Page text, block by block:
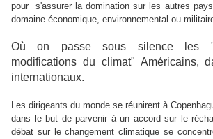
pour s'assurer la domination sur les autres
domaine économique, environnemental ou
Où on passe sous silence les
modifications du climat" Américains,
internationaux.
Les dirigeants du monde se réunirent à
dans le but de parvenir à un accord sur le
débat sur le changement climatique se